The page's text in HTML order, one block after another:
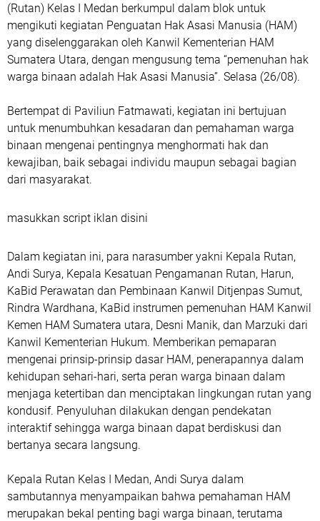
(Rutan) Kelas I Medan berkumpul dalam blok untuk
mengikuti kegiatan Penguatan Hak Asasi Manusia (HAM)
yang diselenggarakan oleh Kanwil Kementerian HAM
Sumatera Utara, dengan mengusung tema “pemenuhan hak
warga binaan adalah Hak Asasi Manusia”. Selasa (26/08).
Bertempat di Paviliun Fatmawati, kegiatan ini bertujuan
untuk menumbuhkan kesadaran dan pemahaman warga
binaan mengenai pentingnya menghormati hak dan
kewajiban, baik sebagai individu maupun sebagai bagian
dari masyarakat.
masukkan script iklan disini
Dalam kegiatan ini, para narasumber yakni Kepala Rutan,
Andi Surya, Kepala Kesatuan Pengamanan Rutan, Harun,
KaBid Perawatan dan Pembinaan Kanwil Ditjenpas Sumut,
Rindra Wardhana, KaBid instrumen pemenuhan HAM Kanwil
Kemen HAM Sumatera utara, Desni Manik, dan Marzuki dari
Kanwil Kementerian Hukum. Memberikan pemaparan
mengenai prinsip-prinsip dasar HAM, penerapannya dalam
kehidupan sehari-hari, serta peran warga binaan dalam
menjaga ketertiban dan menciptakan lingkungan rutan yang
kondusif. Penyuluhan dilakukan dengan pendekatan
interaktif sehingga warga binaan dapat berdiskusi dan
bertanya secara langsung.
Kepala Rutan Kelas I Medan, Andi Surya dalam
sambutannya menyampaikan bahwa pemahaman HAM
merupakan bekal penting bagi warga binaan, terutama